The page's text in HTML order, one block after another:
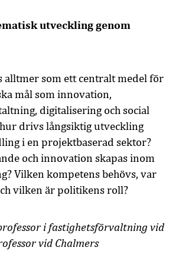
utveckling genom
alltmer som ett centralt medel för
mål som innovation,
digitalisering och social
drivs långsiktig utveckling
i en projektbaserad sektor?
och innovation skapas inom
Vilken kompetens behövs, var
vilken är politikens roll?
i fastighetsförvaltning vid
vid Chalmers